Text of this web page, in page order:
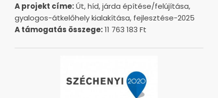
A projekt címe:Út, híd, járda építése/felújítása,
gyalogos-átkelőhely kialakítása, fejlesztése-2025
A támogatás összege:11 763 183 Ft